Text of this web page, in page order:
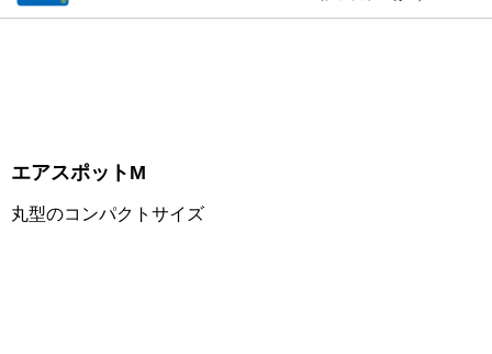
エアスポットM
丸型のコンパクトサイズ